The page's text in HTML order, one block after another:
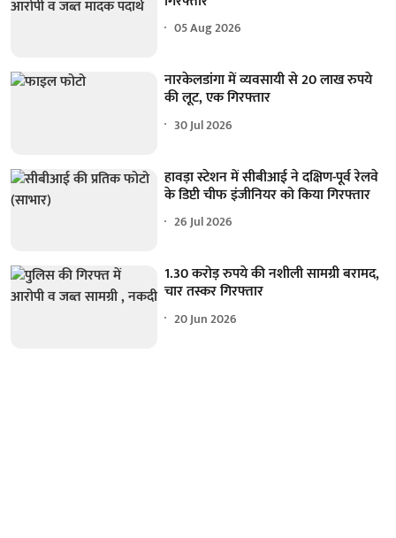
05 Aug 2026
नारकेलडांगा में व्यवसायी से 20 लाख रुपये
की लूट, एक गिरफ्तार
30 Jul 2026
हावड़ा स्टेशन में सीबीआई ने दक्षिण-पूर्व रेलवे
के डिप्टी चीफ इंजीनियर को किया गिरफ्तार
26 Jul 2026
1.30 करोड़ रुपये की नशीली सामग्री बरामद,
चार तस्कर गिरफ्तार
20 Jun 2026